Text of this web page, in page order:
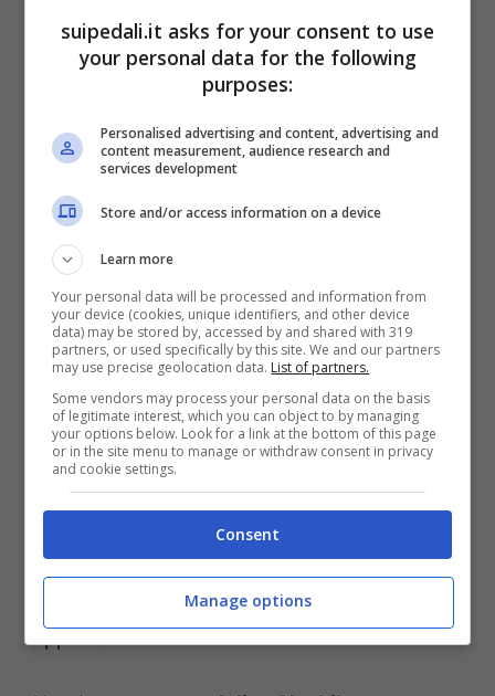
anche scopre il giovanissimo Isaac Del Toro
addirittura quarto nella tappa in salita con
arrivo sul Monte Petrano.
Jonathan Milandella Lidl Trek ha conquistato
una volata, dimostrandosi in grande forma
per la prossima Milano Sanremo. Bene anche
Jasper Philipsen
alla Classicissima però dovrà lavorare per
Mathieu Van der Poel.
I bocciati
Non beneRichard Carapaz, che si è visto
solamente nella tappa del Monte Petrano con
un attacco da lontano. L’ecuadoriano non è in
grande forme e questo è chiaro a tutti. Dovrà
addrizzare il tiro per i prossimi importanti
suipedali.it asks for your consent to use
your personal data for the following
purposes:
Personalised advertising and content, advertising and
content measurement, audience research and
services development
Store and/or access information on a device
Learn more
Your personal data will be processed and information from
your device (cookies, unique identifiers, and other device
data) may be stored by, accessed by and shared with 319
partners, or used specifically by this site. We and our partners
may use precise geolocation data. List of partners.
Some vendors may process your personal data on the basis
of legitimate interest, which you can object to by managing
your options below. Look for a link at the bottom of this page
or in the site menu to manage or withdraw consent in privacy
and cookie settings.
Consent
Manage options